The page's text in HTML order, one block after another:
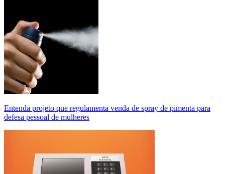
Entenda projeto que regulamenta venda de spray de pimenta para
defesa pessoal de mulheres